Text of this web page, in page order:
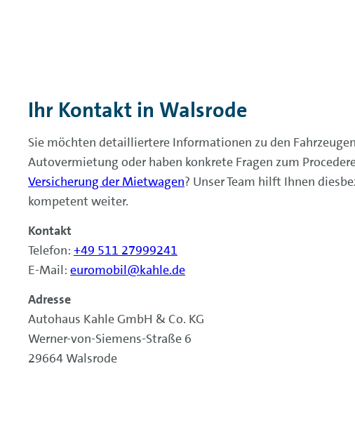
Ihr Kontakt in Walsrode
Sie möchten detailliertere Informationen zu den
Autovermietung oder haben konkrete Fragen zum
Versicherung der Mietwagen? Unser Team hilft Ihnen
kompetent weiter.
Kontakt
Telefon: +49 511 27999241
E-Mail: euromobil@kahle.de
Adresse
Autohaus Kahle GmbH & Co. KG
Werner-von-Siemens-Straße 6
29664 Walsrode